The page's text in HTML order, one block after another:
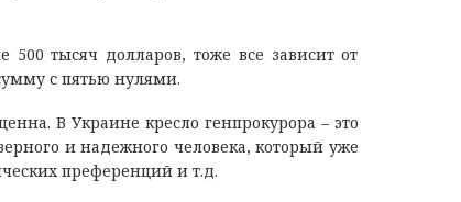
тысяч долларов, тоже все зависит от
с пятью нулями.
В Украине кресло генпрокурора – это
и надежного человека, который уже
преференций и т.д.